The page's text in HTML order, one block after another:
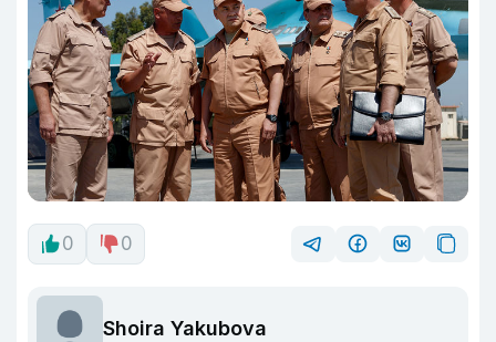
0 0
Shoira Yakubova